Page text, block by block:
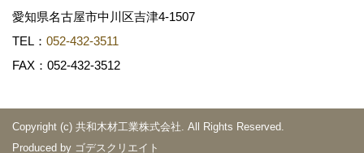
愛知県名古屋市中川区吉津4-1507
TEL： 052-432-3511
FAX：052-432-3512
Copyright (c) 共和木材工業株式会社. All Rights Reserved.
Produced by ゴデスクリエイト